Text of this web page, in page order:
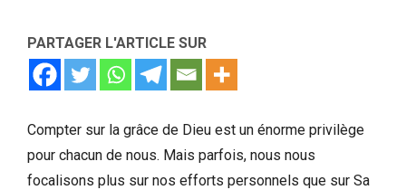
PARTAGER L'ARTICLE SUR
Compter sur la grâce de Dieu est un énorme privilège
pour chacun de nous. Mais parfois, nous nous
focalisons plus sur nos efforts personnels que sur Sa